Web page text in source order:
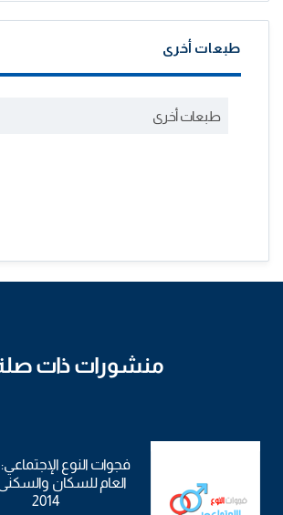
طبعات أخرى
طبعات أخرى
منشورات ذات
فجوات النوع الإجتماعي:
العام للسكان
2014